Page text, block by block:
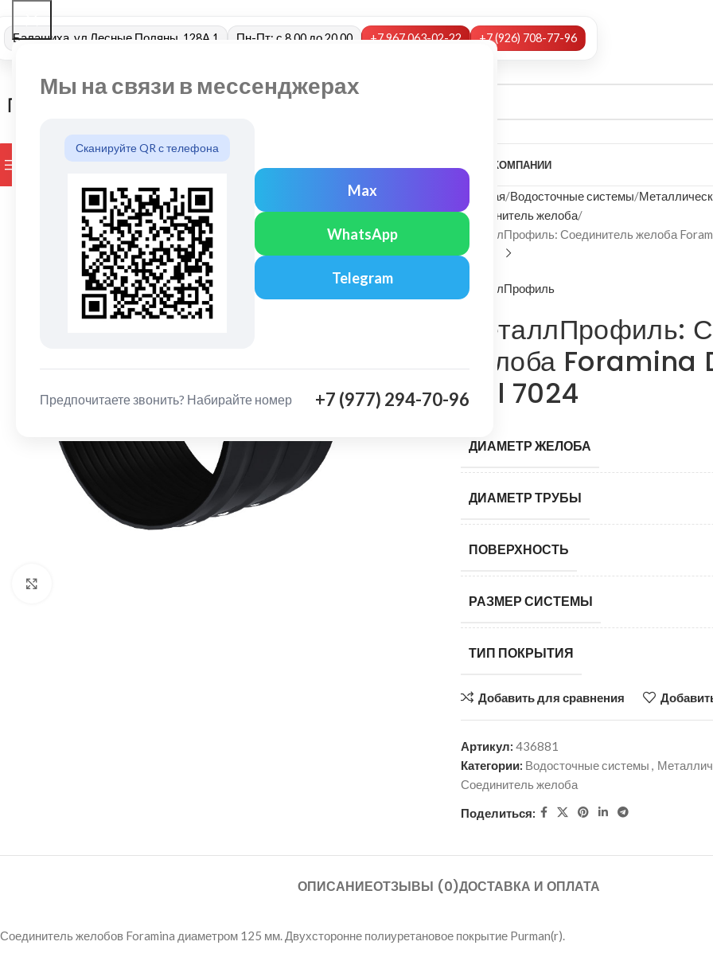
Мы на связи в мессенджерах
Сканируйте QR с телефона
Max
WhatsApp
Telegram
Предпочитаете звонить? Набирайте номер +7 (977) 294-70-96
Балашиха, ул Лесные Поляны, 128А 1 Пн-Пт: с 8.00 до 20.00 +7 967 063-02-22 +7 (926) 708-77-96
ПРОСМОТР КАТЕГОРИЙ БРЕНДЫ О КОМПАНИИ
Главная Водосточные системы
Соединитель желоба
МеталлПрофиль: Соединитель желоба
МеталлПрофиль
МеталлПрофиль:
желоба Foramina
Ral 7024
ДИАМЕТР ЖЕЛОБА
ДИАМЕТР ТРУБЫ
ПОВЕРХНОСТЬ
РАЗМЕР СИСТЕМЫ
ТИП ПОКРЫТИЯ
Добавить для сравнения
Артикул:436881
Категории: Водосточные системы ,
Соединитель желоба
Поделиться:
ОПИСАНИЕОТЗЫВЫ (0)ДОСТАВКА И ОПЛАТА
Соединитель желобов Foramina диаметром 125 мм. Двухсторонне полиуретановое покрытие Purman(r).